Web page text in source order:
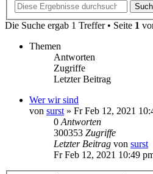
Die Suche ergab 1 Treffer • Seite 1
Themen
Antworten
Zugriffe
Letzter Beitrag
Wer wir sind
von surst » Fr Feb 12, 2021
0 Antworten
300353 Zugriffe
Letzter Beitrag von surst
Fr Feb 12, 2021 10:49